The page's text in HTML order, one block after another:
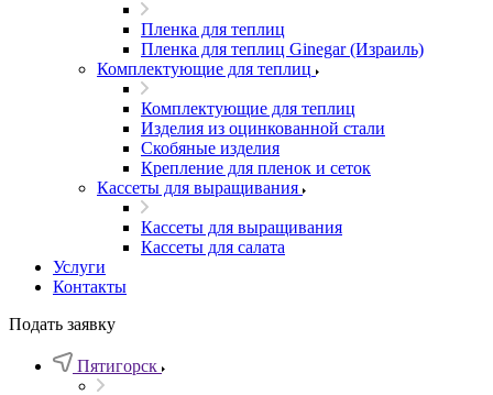
Пленка для теплиц
Пленка для теплиц Ginegar (Израиль)
Комплектующие для теплиц
Комплектующие для теплиц
Изделия из оцинкованной стали
Скобяные изделия
Крепление для пленок и сеток
Кассеты для выращивания
Кассеты для выращивания
Кассеты для салата
Услуги
Контакты
Подать заявку
Пятигорск